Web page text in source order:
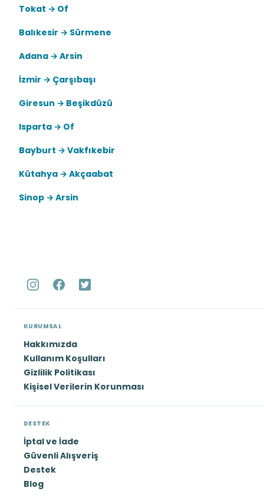
Tokat → Of
Balıkesir → Sürmene
Adana → Arsin
İzmir → Çarşıbaşı
Giresun → Beşikdüzü
Isparta → Of
Bayburt → Vakfıkebir
Kütahya → Akçaabat
Sinop → Arsin
KURUMSAL
Hakkımızda
Kullanım Koşulları
Gizlilik Politikası
Kişisel Verilerin Korunması
DESTEK
İptal ve İade
Güvenli Alışveriş
Destek
Blog